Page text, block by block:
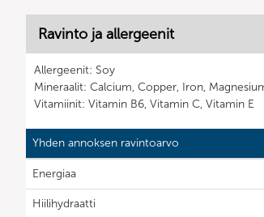
Ravinto ja allergeenit
Allergeenit: Soy
Mineraalit: Calcium, Copper, Iron,
Vitamiinit: Vitamin B6, Vitamin C, Vitamin E
Yhden annoksen ravintoarvo
Energiaa
Hiilihydraatti